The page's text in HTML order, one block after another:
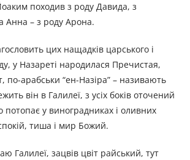
походив з роду Давида, з
Анна – з роду Арона.
цих нащадків царського і
у Назареті народилася Пречистая,
по-арабськи “ен-Назіра” – називають
він в Галилеї, з усіх боків оточений
потопає у виноградниках і оливних
тиша і мир Божий.
Галилеї, зацвів цвіт райський, тут